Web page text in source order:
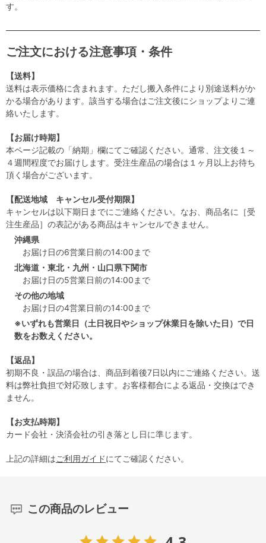
す。
ご注文における注意事項・条件
【送料】
送料は表示価格に含まれます。ただし搬入条件により別途送料がか
かる場合があります。該当する場合はご注文後にショップよりご連
絡いたします。
【お届け時期】
本ページ記載の「納期」欄にてご確認ください。通常、注文後１～
４週間程度でお届けします。受注生産品の場合は１ヶ月以上お待ち
頂く場合がございます。
【配送地域 キャンセル受付期限】
キャンセルは以下期日までにご連絡ください。なお、商品名に［受
注生産品］の表記がある商品はキャンセルできません。
沖縄県
お届け日の6営業日前の14:00まで
北海道・東北・九州・山口県下関市
お届け日の5営業日前の14:00まで
その他の地域
お届け日の4営業日前の14:00まで
※いずれも営業日（土日祝日やショップ休業日を除いた日）で日
数をお数えください。
【返品】
初期不良・誤品の場合は、商品到着後7日以内にご連絡ください。送
料は弊社負担で対応致します。お客様都合による返品・交換はでき
ません。
【お支払時期】
カード会社・決済会社の引き落とし日に準じます。
上記の詳細はご利用ガイドにてご確認ください。
この商品のレビュー